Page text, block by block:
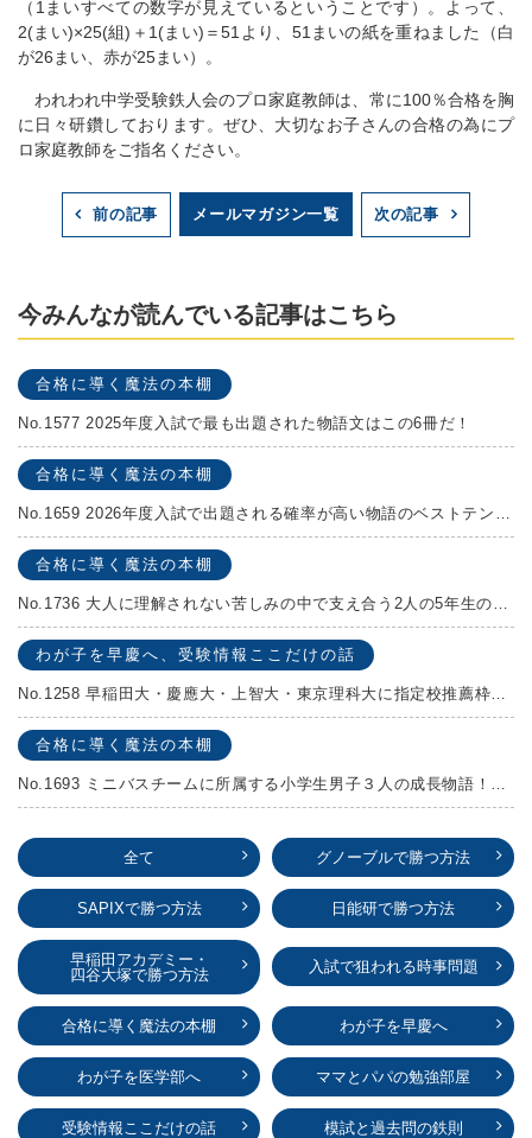
（1まいすべての数字が見えているということです）。よって、
2(まい)×25(組)＋1(まい)＝51より、51まいの紙を重ねました（白
が26まい、赤が25まい）。
われわれ中学受験鉄人会のプロ家庭教師は、常に100％合格を胸
に日々研鑽しております。ぜひ、大切なお子さんの合格の為にプ
ロ家庭教師をご指名ください。
前の記事 メールマガジン一覧 次の記事
今みんなが読んでいる記事はこちら
合格に導く魔法の本棚
No.1577 2025年度入試で最も出題された物語文はこの6冊だ！
合格に導く魔法の本棚
合格に導く魔法の本棚
わが子を早慶へ、受験情報ここだけの話
合格に導く魔法の本棚
全て グノーブルで勝つ方法
SAPIXで勝つ方法 日能研で勝つ方法
早稲田アカデミー・
四谷大塚で勝つ方法
入試で狙われる時事問題
合格に導く魔法の本棚 わが子を早慶へ
わが子を医学部へ ママとパパの勉強部屋
受験情報ここだけの話 模試と過去問の鉄則